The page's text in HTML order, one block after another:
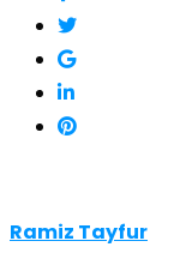
Ramiz Tayfur